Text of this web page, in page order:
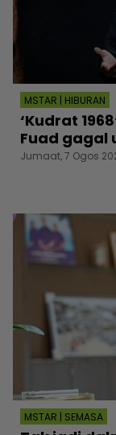
MSTAR | HIBURAN
‘Kudrat
Fuad gagal
Jumaat, 7 Ogos
MSTAR | SEMASA